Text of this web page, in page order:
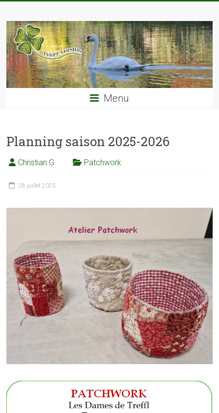
content
TREFF'LOISIRS
Menu
Planning saison 2025-2026
Christian G. Patchwork
28 juillet 2025